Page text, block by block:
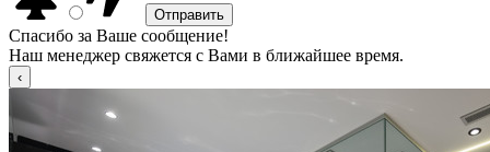
Спасибо за Ваше сообщение!
Наш менеджер свяжется с Вами в ближайшее время.